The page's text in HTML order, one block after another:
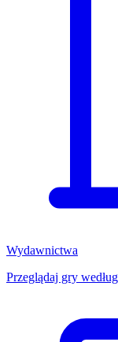
Wydawnictwa
Przeglądaj gry